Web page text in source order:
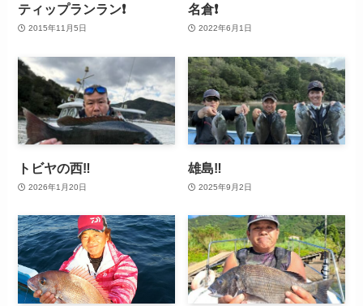
ティップランラン❗
2015年11月5日
名倉❗
2022年6月1日
トビヤの西‼️
2026年1月20日
雄島‼️
2025年9月2日